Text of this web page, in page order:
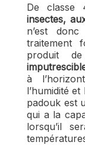
De classe
insectes,
n’est
traitement
produit
à
l’humidité
padouk est
qui a la
lorsqu’il